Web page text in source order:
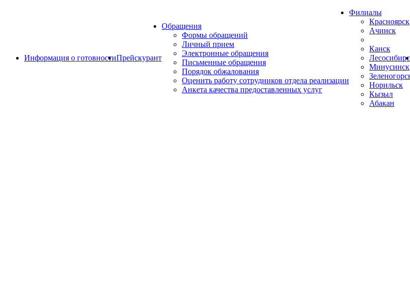
Информация о готовностиПрейскурант
Обращения
Формы обращений
Личный прием
Электронные обращения
Письменные обращения
Порядок обжалования
Оценить работу сотрудников отдела реализации
Анкета качества предоставленных услуг
Филиалы
Красноярск
Ачинск
Канск
Минусинск
Норильск
Кызыл
Абакан